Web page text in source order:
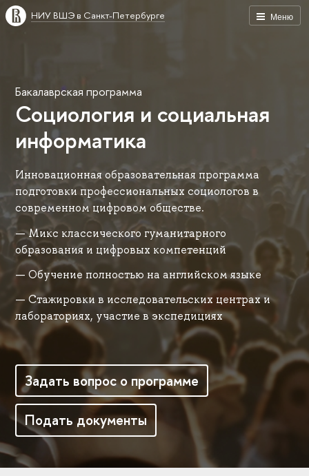
Меню
НИУ ВШЭ в Санкт-Петербурге
Бакалаврская программа
Социология и социальная
информатика
Инновационная образовательная программа
подготовки профессиональных социологов в
современном цифровом обществе.
Микс классического гуманитарного
образования и цифровых компетенций
Обучение полностью на английском языке
Стажировки в исследовательских центрах и
лабораториях, участие в экспедициях
Задать вопрос о программе
Подать документы